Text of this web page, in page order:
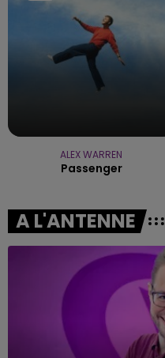
ALEX WARREN
Passenger
A L'ANTENNE